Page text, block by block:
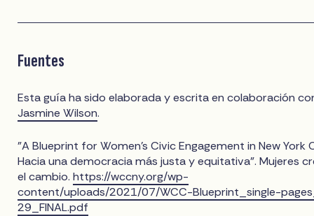
Fuentes
Esta guía ha sido elaborada y escrita en colaboración
Jasmine Wilson.
"A Blueprint for Women's Civic Engagement in New York
Hacia una democracia más justa y equitativa". Mujeres
el cambio.https://wccny.org/wp-
content/uploads/2021/07/WCC-Blueprint_single-
29_FINAL.pdf